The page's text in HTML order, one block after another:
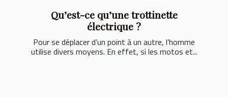
Qu’est-ce qu’une trottinette
électrique ?
Pour se déplacer d’un point à un autre, l’homme
utilise divers moyens. En effet, si les motos et...